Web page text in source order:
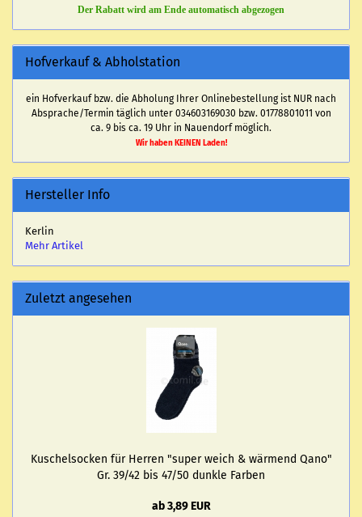
Der Rabatt wird am Ende automatisch abgezogen
Hofverkauf & Abholstation
ein Hofverkauf bzw. die Abholung Ihrer Onlinebestellung ist NUR nach
Absprache/Termin täglich unter 034603169030 bzw. 01778801011 von
ca. 9 bis ca. 19 Uhr in Nauendorf möglich.
Wir haben KEINEN Laden!
Hersteller Info
Kerlin
Mehr Artikel
Zuletzt angesehen
Ku­schel­so­cken für Her­ren "super weich & wär­mend Qano"
Gr. 39/42 bis 47/50 dunk­le Far­ben
ab 3,89 EUR